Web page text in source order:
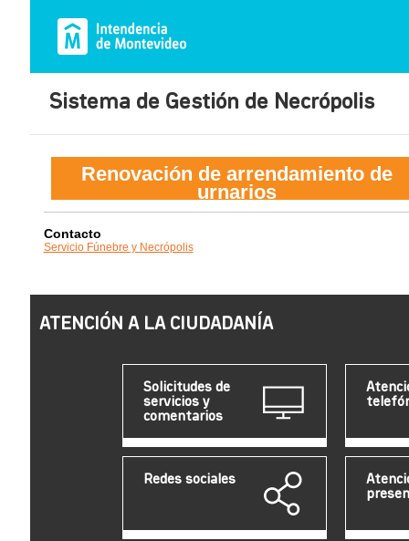
Sistema de Gestión de Necrópolis
Renovación de arrendamiento de
urnarios
Contacto
Servicio Fúnebre y Necrópolis
ATENCIÓN A LA CIUDADANÍA
Solicitudes de
servicios y
comentarios
Redes sociales